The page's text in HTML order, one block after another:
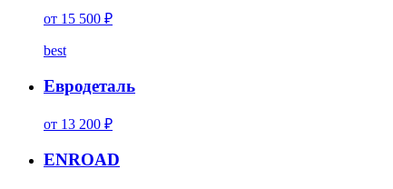
от 15 500 ₽
best
Евродеталь
от 13 200 ₽
ENROAD